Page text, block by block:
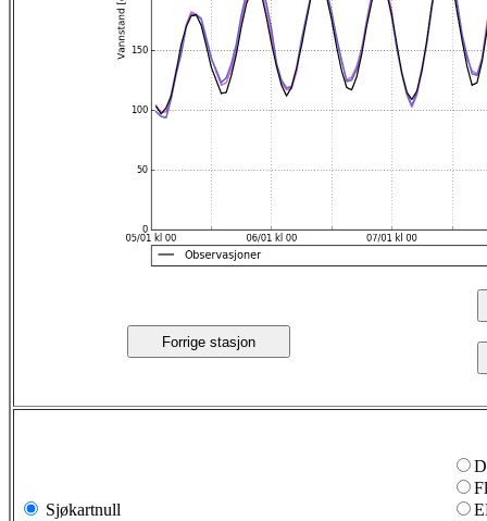
Forrige stasjon
Sjøkartnull